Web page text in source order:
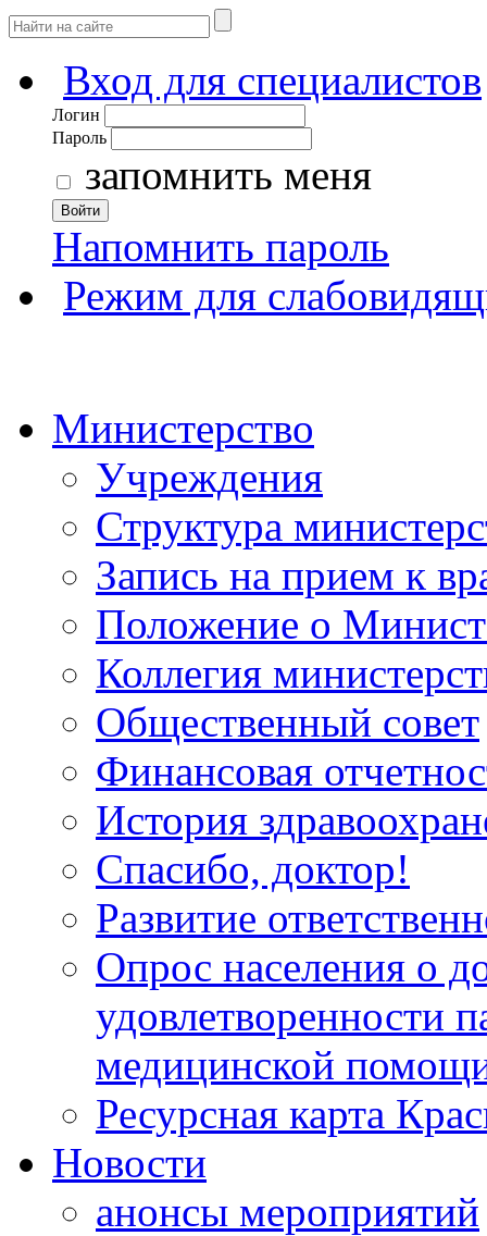
Вход для специалистов
Логин
Пароль
запомнить меня
Войти
Напомнить пароль
Режим для
Министерство
Учреждения
Структура
Запись на прием к
Положение о
Коллегия
Общественный совет
Финансовая
История
Спасибо, доктор!
Развитие
Опрос населения о
удовлетворенности
медицинской
Ресурсная карта
Новости
анонсы мероприятий